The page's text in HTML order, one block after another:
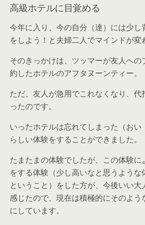
高級ホテルに目覚める
今年に入り、今の自分（達）には少し
をしよう！と夫婦二人でマインドが変
そのきっかけは、ツッマーが友人への
約したホテルのアフタヌーンティー。
ただ、友人が急用でこれなくなり、代
ったのです。
いったホテルは忘れてしまった（おい
らしい体験をすることができました。
たまたまの体験でしたが、この体験に
をする体験（少し高いなと思うような
ということ）をした方が、今後いい大
感じたので、現在は積極的にそのよう
にしています。